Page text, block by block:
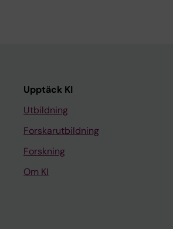
Upptäck KI
Utbildning
Forskarutbildning
Forskning
Om KI